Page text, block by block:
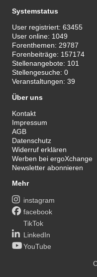
Systemstatus
User registriert:63455
User online: 1049
Forenthemen: 29787
Forenbeiträge: 157174
Stellenangebote: 101
Stellengesuche:0
Veranstaltungen:39
Über uns
Kontakt
Impressum
AGB
Datenschutz
Widerruf erklären
Werben bei ergoXchange
Newsletter abonnieren
Mehr
instagram
facebook
TikTok
LinkedIn
YouTube